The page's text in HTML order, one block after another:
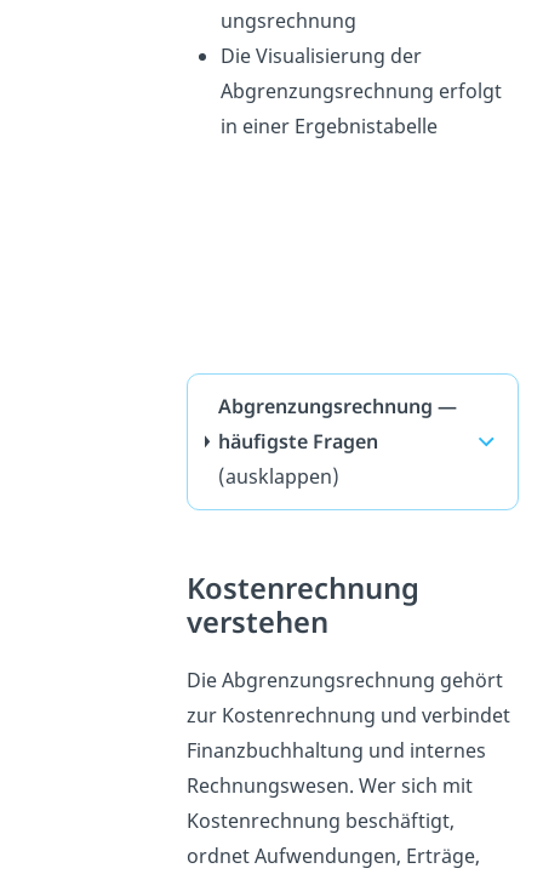
ungsrechnung
Die Visualisierung der
Abgrenzungsrechnung erfolgt
in einer Ergebnistabelle
Abgrenzungsrechnung —
häufigste Fragen
(ausklappen)
Kostenrechnung
verstehen
Die Abgrenzungsrechnung gehört
zur Kostenrechnung und verbindet
Finanzbuchhaltung und internes
Rechnungswesen. Wer sich mit
Kostenrechnung beschäftigt,
ordnet Aufwendungen, Erträge,